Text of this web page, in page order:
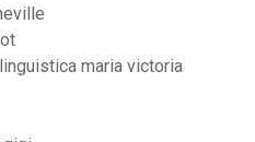
maria victoria